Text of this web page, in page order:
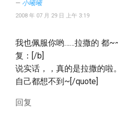
小曦曦
2008 年 07 月 29 日 上午 3:19
我也佩服你哟……拉撒的 都
复：[/b]
说实话，，真的是拉撒的啦
自己都想不到~[/quote]
回复